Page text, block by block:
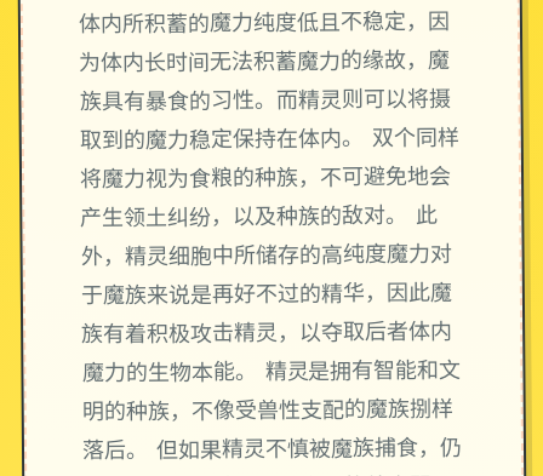
体内所积蓄的魔力纯度低且不稳定，因
为体内长时间无法积蓄魔力的缘故，魔
族具有暴食的习性。而精灵则可以将摄
取到的魔力稳定保持在体内。 双个同样
将魔力视为食粮的种族，不可避免地会
产生领土纠纷，以及种族的敌对。 此
外，精灵细胞中所储存的高纯度魔力对
于魔族来说是再好不过的精华，因此魔
族有着积极攻击精灵，以夺取后者体内
魔力的生物本能。 精灵是拥有智能和文
明的种族，不像受兽性支配的魔族捌样
落后。 但如果精灵不慎被魔族捕食，仍